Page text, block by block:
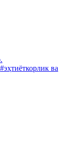
#эҳтиёткорлик ва